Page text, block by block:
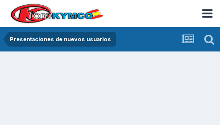
Presentaciones de nuevos usuarios